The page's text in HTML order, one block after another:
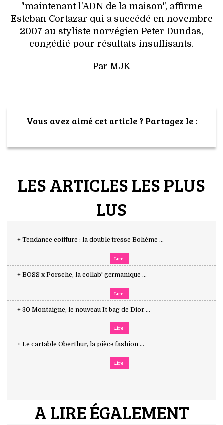
"maintenant l'ADN de la maison", affirme
Esteban Cortazar qui a succédé en novembre
2007 au styliste norvégien Peter Dundas,
congédié pour résultats insuffisants.
Par MJK
Vous avez aimé cet article ? Partagez le :
LES ARTICLES LES PLUS
LUS
+ Tendance coiffure : la double tresse Bohème ...
Lire
+ BOSS x Porsche, la collab' germanique ...
Lire
+ 30 Montaigne, le nouveau It bag de Dior ...
Lire
+ Le cartable Oberthur, la pièce fashion ...
Lire
A LIRE ÉGALEMENT